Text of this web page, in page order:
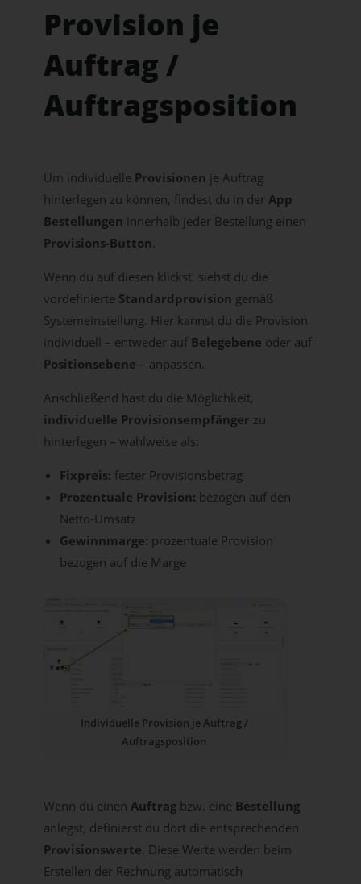
Provision je
Auftrag /
Auftragsposition
Um individuelle Provisionen je Auftrag
hinterlegen zu können, findest du in der App
Bestellungen innerhalb jeder Bestellung einen
Provisions-Button.
Wenn du auf diesen klickst, siehst du die
vordefinierte Standardprovision gemäß
Systemeinstellung. Hier kannst du die Provision
individuell – entweder auf Belegebene oder auf
Positionsebene – anpassen.
Anschließend hast du die Möglichkeit,
individuelle Provisionsempfänger zu
hinterlegen – wahlweise als:
Fixpreis: fester Provisionsbetrag
Prozentuale Provision: bezogen auf den
Netto-Umsatz
Gewinnmarge: prozentuale Provision
bezogen auf die Marge
Individuelle Provision je Auftrag /
Auftragsposition
Wenn du einen Auftragbzw. eine Bestellung
anlegst, definierst du dort die entsprechenden
Provisionswerte. Diese Werte werden beim
Erstellen der Rechnung automatisch